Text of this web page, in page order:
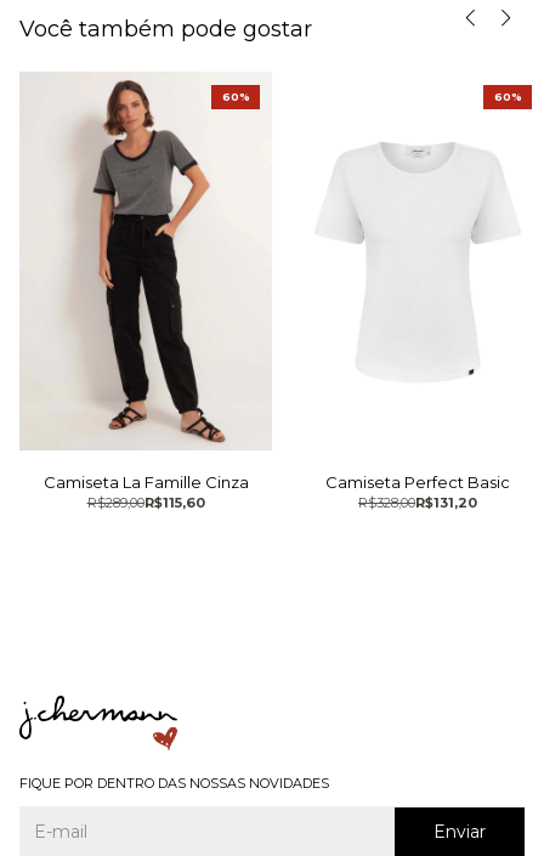
Você também pode gostar
Camiseta La Famille Cinza
R$115,60
R$289,00
60%
Camiseta Perfect Basic
R$131,20
R$328,00
60%
FIQUE POR DENTRO DAS NOSSAS NOVIDADES